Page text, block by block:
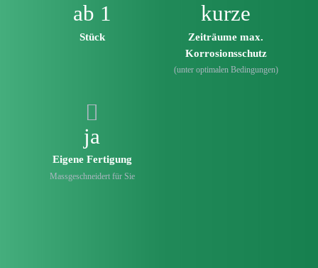
ab 1
Stück
kurze
Zeiträume max.
Korrosionsschutz
(unter optimalen Bedingungen)
ja
Eigene Fertigung
Mass­geschneidert für Sie